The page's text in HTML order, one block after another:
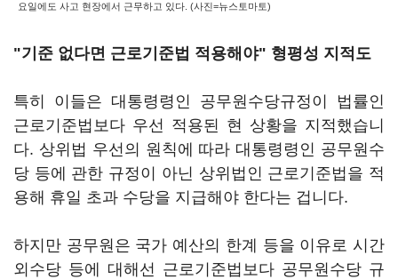
요일에도 사고 현장에서 근무하고 있다. (사진=뉴스토마토)
"기준 없다면 근로기준법 적용해야" 형평성 지적도
특히 이들은 대통령령인 공무원수당규정이 법률인
근로기준법보다 우선 적용된 현 상황을 지적했습니
다. 상위법 우선의 원칙에 따라 대통령령인 공무원수
당 등에 관한 규정이 아닌 상위법인 근로기준법을 적
용해 휴일 초과 수당을 지급해야 한다는 겁니다.
하지만 공무원은 국가 예산의 한계 등을 이유로 시간
외수당 등에 대해선 근로기준법보다 공무원수당 규